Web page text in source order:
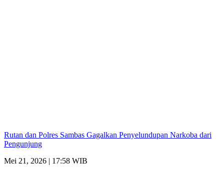
Rutan dan Polres Sambas Gagalkan Penyelundupan Narkoba dari
Pengunjung
Mei 21, 2026 | 17:58 WIB